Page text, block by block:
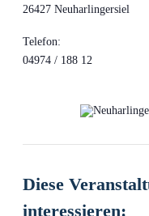
26427 Neuharlingersiel
Telefon:
04974 / 188 12
Diese
interessieren: